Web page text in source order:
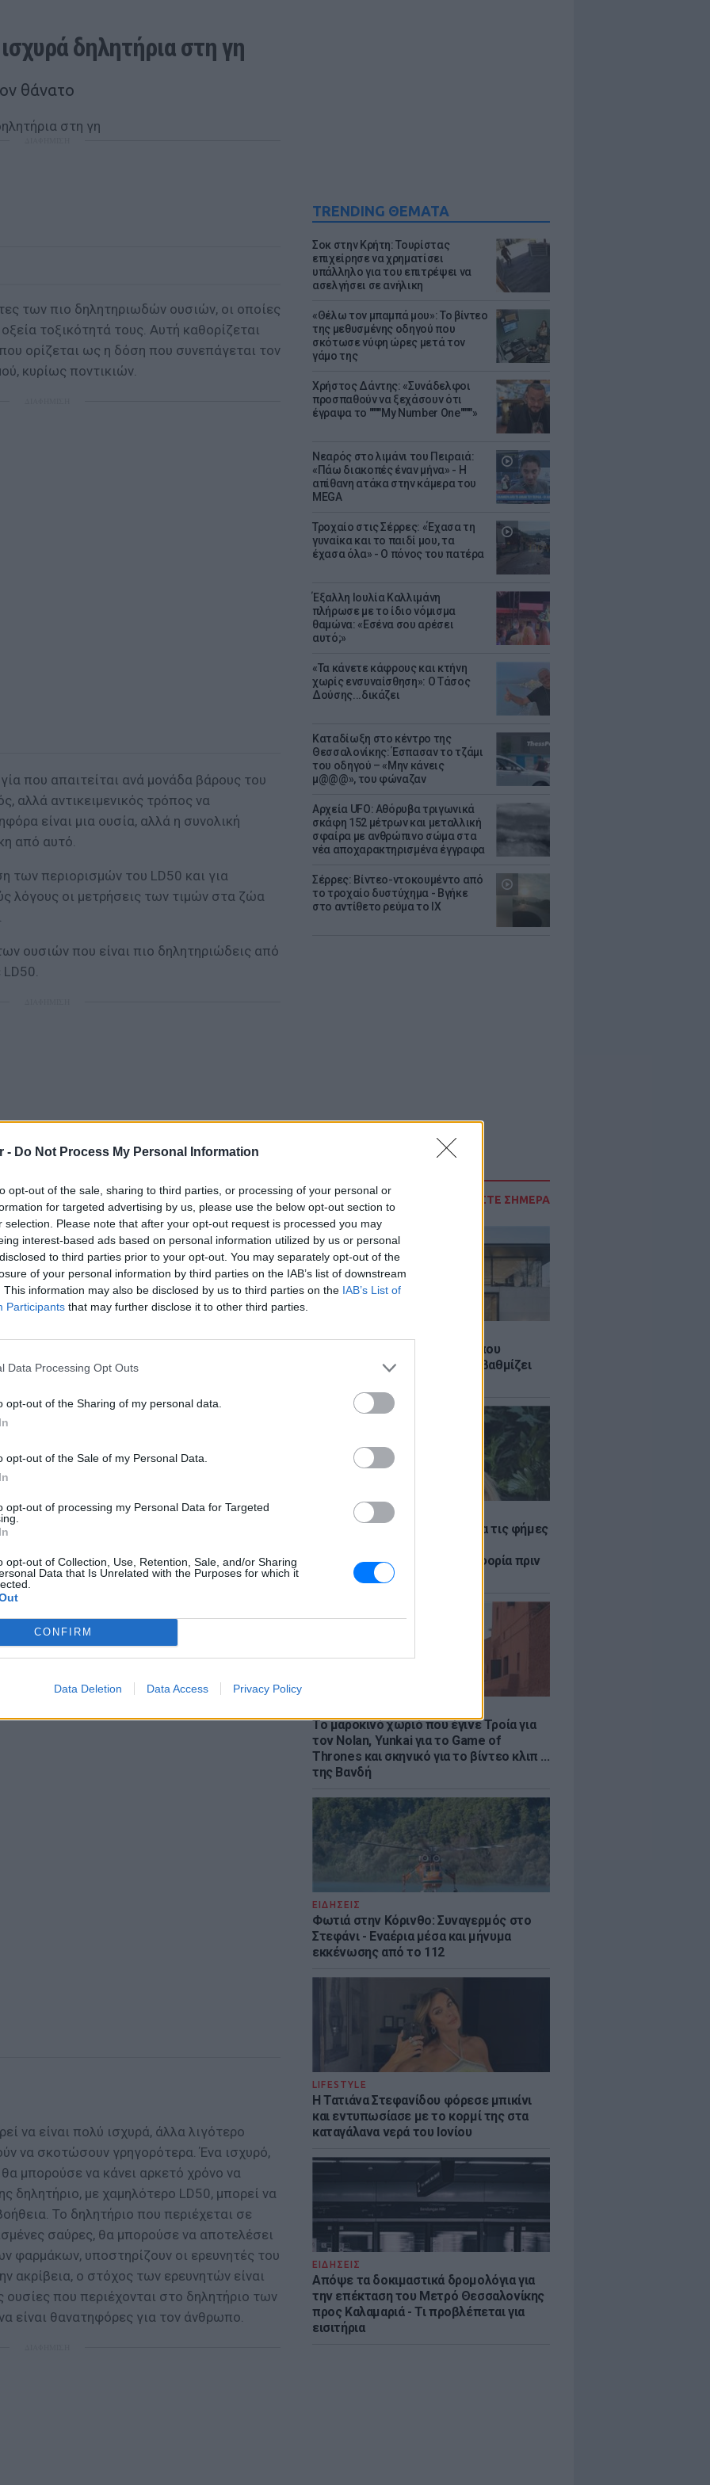
- Do Not Process My Personal Information
opt-out of the sale, sharing to third parties, or processing of your personal or
for targeted advertising by us, please use the below opt-out section to
selection. Please note that after your opt-out request is processed you may
interest-based ads based on personal information utilized by us or personal
to third parties prior to your opt-out. You may separately opt-out of the
of your personal information by third parties on the IAB’s list of downstream
This information may also be disclosed by us to third parties on the IAB’s List of
Participants that may further disclose it to other third parties.
Data Processing Opt Outs
opt-out of the Sharing of my personal data.
opt-out of the Sale of my Personal Data.
opt-out of processing my Personal Data for Targeted
opt-out of Collection, Use, Retention, Sale, and/or Sharing
Data that Is Unrelated with the Purposes for which it
CONFIRM
Data Deletion Data Access Privacy Policy
TRENDING ΘΕΜΑΤΑ
Σοκ στην Κρήτη: Τουρίστας
επιχείρησε να χρηματίσει
υπάλληλο για του επιτρέψει να
ασελγήσει σε ανήλικη
«Θέλω τον μπαμπά μου»: Το βίντεο
της μεθυσμένης οδηγού που
σκότωσε νύφη ώρες μετά τον
γάμο της
Χρήστος Δάντης: «Συνάδελφοι
προσπαθούν να ξεχάσουν ότι
έγραψα το """"My Number One""""»
Νεαρός στο λιμάνι του Πειραιά:
«Πάω διακοπές έναν μήνα» - Η
απίθανη ατάκα στην κάμερα του
MEGA
Τροχαίο στις Σέρρες: «Έχασα τη
γυναίκα και το παιδί μου, τα
έχασα όλα» - Ο πόνος του πατέρα
Έξαλλη Ιουλία Καλλιμάνη
πλήρωσε με το ίδιο νόμισμα
θαμώνα: «Εσένα σου αρέσει
αυτό;»
«Τα κάνετε κάφρους και κτήνη
χωρίς ενσυναίσθηση»: Ο Τάσος
Δούσης...δικάζει
Καταδίωξη στο κέντρο της
Θεσσαλονίκης: Έσπασαν το τζάμι
του οδηγού – «Μην κάνεις
μ@@@», του φώναζαν
Αρχεία UFO: Αθόρυβα τριγωνικά
σκάφη 152 μέτρων και μεταλλική
σφαίρα με ανθρώπινο σώμα στα
νέα αποχαρακτηρισμένα έγγραφα
Σέρρες: Βίντεο-ντοκουμέντο από
το τροχαίο δυστύχημα - Βγήκε
στο αντίθετο ρεύμα το ΙΧ
ΔΙΑΒΑΣΤΕ ΣΗΜΕΡΑ
Θερμοπλαστική: Καινοτομία που
εξοικονομεί ενέργεια και αναβαθμίζει
LIFESTYLE
Η Ελένη Βουλγαράκη ξεσπά για τις φήμες
«Διασταυρώστε καμία πληροφορία πριν
εκτοξεύσετε τη βλακεία σας»
Το μαροκινό χωριό που έγινε Τροία για
τον Nolan, Yunkai για το Game of
Thrones και σκηνικό για το βίντεο κλιπ ...
της Βανδή
ΕΙΔΗΣΕΙΣ
Φωτιά στην Κόρινθο: Συναγερμός στο
Στεφάνι - Εναέρια μέσα και μήνυμα
εκκένωσης από το 112
LIFESTYLE
Η Τατιάνα Στεφανίδου φόρεσε μπικίνι
και εντυπωσίασε με το κορμί της στα
καταγάλανα νερά του Ιονίου
ΕΙΔΗΣΕΙΣ
Απόψε τα δοκιμαστικά δρομολόγια για
την επέκταση του Μετρό Θεσσαλονίκης
προς Καλαμαριά - Τι προβλέπεται για
εισιτήρια
δηλητήρια στη γη
θάνατο
των πιο δηλητηριωδών ουσιών, οι οποίες
τοξικότητά τους. Αυτή καθορίζεται
ορίζεται ως η δόση που συνεπάγεται τον
κυρίως ποντικιών.
που απαιτείται ανά μονάδα βάρους του
αλλά αντικειμενικός τρόπος να
είναι μια ουσία, αλλά η συνολική
από αυτό.
των περιορισμών του LD50 και για
λόγους οι μετρήσεις των τιμών στα ζώα
ουσιών που είναι πιο δηλητηριώδεις από
που προκαλεί αλλαντίαση, μια
αμέσως. Περιλαμβάνει
στην παράλυση του αναπνευστικού
και ο θάνατος. Τα βακτήρια
πληγών ή με την κατάποση
τοξίνη είναι η ίδια ουσία που
Η χορήγηση αλλαντικής τοξίνης
μέθοδο για την ελάττωση της
σημαντικά το έργο των
πολύ καλύτερη συνέργεια στην κίνηση με
βελτίωση του κινητικού επιπέδου στα
επανέλθει, να υπάρχει καλύτερη
να είναι πολύ ισχυρά, άλλα λιγότερο
να σκοτώσουν γρηγορότερα. Ένα ισχυρό,
μπορούσε να κάνει αρκετό χρόνο να
δηλητήριο, με χαμηλότερο LD50, μπορεί να
Το δηλητήριο που περιέχεται σε
σαύρες, θα μπορούσε να αποτελέσει
φαρμάκων, υποστηρίζουν οι ερευνητές του
ακρίβεια, ο στόχος των ερευνητών είναι
ουσίες που περιέχονται στο δηλητήριο των
είναι θανατηφόρες για τον άνθρωπο.